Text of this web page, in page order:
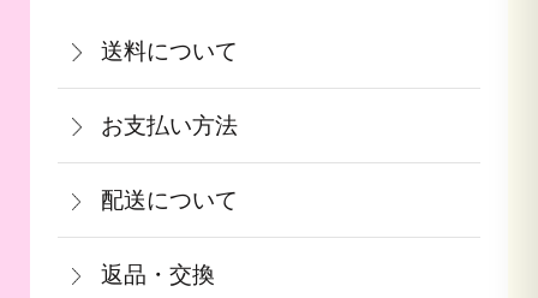
送料について
関西・中国・四国・九州：770円(税込)
北陸・中部：990円(税込)
関東・信越：990円(税込)
東北：1,210円(税込)
北海道：1,540円(税込)
沖縄：2,750円(税込)
お支払い方法
お支払いは、カード決済・代金引換・銀
行振込（前払い）・PayPay（オンライ
ン決済）・auPAY・d払い・auかんたん
決済・ソフトバンクまとめて支払いがご
配送について
通常在庫がある商品につきましては、ご
注文から2～5営業日で発送致します。
返品・交換